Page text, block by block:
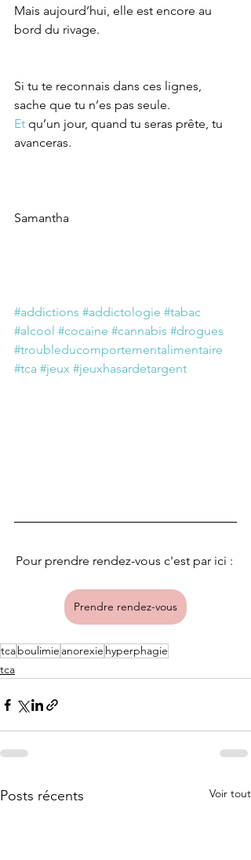
Mais aujourd’hui, elle est encore au
bord du rivage.
Si tu te reconnais dans ces lignes,
sache que tu n’es pas seule.
Et qu’un jour, quand tu seras prête, tu
avanceras.
Samantha
#addictions #addictologie #tabac
#alcool #cocaine #cannabis #drogues
#troubleducomportementalimentaire
#tca #jeux #jeuxhasardetargent
Pour prendre rendez-vous c'est par ici :
Prendre rendez-vous
tcaboulimie anorexie hyperphagie
tca
Posts récents Voir tout